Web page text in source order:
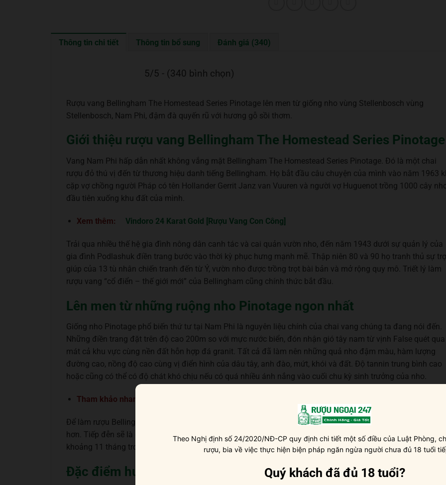
Thông tin chi tiết Thông tin bổ sung Đánh giá (340)
5/5 - (340 bình chọn)
Rượu vang Bellingham The Homestead Series Pinotage lên men từ giống nho vùng Stellenbosch vùng
Stellenbosch, Nam Phi, đậm đà quyến rũ với hương gỗ sồi thơm.
Giới thiệu rượu vang Bellingham The Homestead Series Pinotage
Vang Nam Phi hấp dẫn nhất không vắng mặt Bellingham The Homestead Series Pinotage. Đó là một chai
rượu đỏ thú vị đến từ thương hiệu danh tiếng Bellingham. Họ bắt đầu câu chuyện của mình vào năm 1963
cặp vợ chồng người Pháp có tên Hollander Gerrit Janz van Vuuren và người vợ Huguenot trồng 1000 cây
đầu tiên xuống khu đất của mình.
Xem thêm: Vindoro 24 Karat Gold [Rượu Vang Con Công]
Trải qua nhiều thế hệ gia đình nông dân canh tác và cai quản vườn nho, đến năm 1943 dưới sự quản lý của
gia đình Podlashuk điền trang bước vào thời kỳ phục hưng mạnh mẽ. Thập niên 80 và 90 họ tranh thủ sự trợ
giúp của 13 tù nhân chiến tranh đến từ Ý, vườn nho được trồng trọt bài bản và mở rộng quy mô. Triết lý làm
rượu vang “cổ điển – thế giới mới” của Bellingham cũng chính thức bắt đầu.
Lên men từ những ruộng nho Pinotage ngon nhất
Giống nho Pinotage phổ biến thứ tư tại Nam Phi là nguyên liệu chính của chai vang chúng ta đang nói đến.
Những điền trang đặt trên độ cao 200m so với mực nước biển, đón nhận gió tây nam từ vịnh False quét qua
mát cả khu vực cùng nền đất hỗn hợp đá granit. Tất cả đã làm nên những quả nho đậm màu, hàm lượng
đường cao, nồng độ cao cùng vị điển hình của dâu tây, anh đào, mứt, khói và đất. Độ tannin trung bình cao
hoặc cũng có thể có độ chát khó chịu nếu có quá nhiều ánh nắng vào cuối chu kỳ sinh trưởng của nho.
Tham khảo nhanh:
Để làm rượu Bellingham Pinotage người ta thu hoạch nho thủ công vào cuối tháng 2 để chúng có màu đậm
hơn. Tiếp đễn sẽ là quá trình lên men malolactic trong thùng thép không gỉ. Cuối cùng rượu sẽ được ngâm ủ
khoảng 11 tháng trong thùng gỗ sồi Pháp trước khi đóng chai và đi tiêu thụ.
Đặc điểm hương vị tuyệt vời của vang Nam Phi
Theo Nghị định số 24/2020/NĐ-CP quy định chi tiết một số điều của Luật Phòng,
rượu, bia về việc thực hiện biện pháp ngăn ngừa người chưa đủ 18 tuổi
Quý khách đã đủ 18 tuổi?